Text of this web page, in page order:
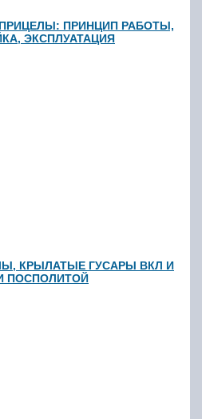
ПРИНЦИП РАБОТЫ,
ЭКСПЛУАТАЦИЯ
КРЫЛАТЫЕ ГУСАРЫ ВКЛ И
ПОСПОЛИТОЙ